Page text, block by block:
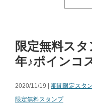
限定無料ス
年♪ポインコ
2020/11/19 | 期間限定スタ
限定無料スタンプ